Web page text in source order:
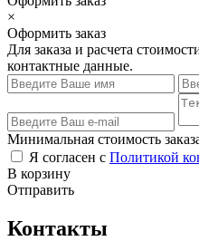
×
Оформить заказ
Для заказа и расчета
контактные данные.
Минимальная стоимость
Я согласен с Политикой
В корзину
Отправить
Контакты